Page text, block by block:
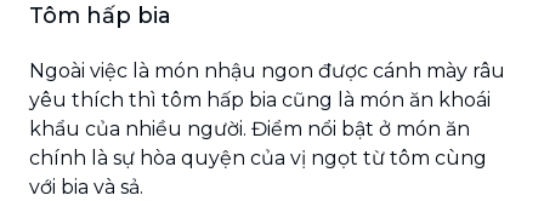
Tôm hấp bia
Ngoài việc là món nhậu ngon được cánh mày râu
yêu thích thì tôm hấp bia cũng là món ăn khoái
khẩu của nhiều người. Điểm nổi bật ở món ăn
chính là sự hòa quyện của vị ngọt từ tôm cùng
với bia và sả.